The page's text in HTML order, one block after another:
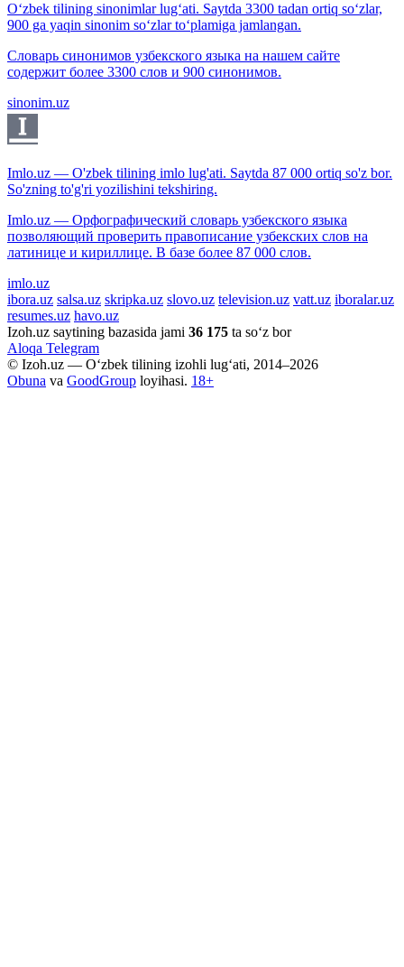
O‘zbek tilining sinonimlar lug‘ati. Saytda 3300 tadan ortiq so‘zlar,
900 ga yaqin sinonim so‘zlar to‘plamiga jamlangan.
Словарь синонимов узбекского языка на нашем сайте
содержит более 3300 слов и 900 синонимов.
sinonim.uz
Imlo.uz — O'zbek tilining imlo lug'ati. Saytda 87 000 ortiq so'z bor.
So'zning to'g'ri yozilishini tekshiring.
Imlo.uz — Орфографический словарь узбекского языка
позволяющий проверить правописание узбекских слов на
латинице и кириллице. В базе более 87 000 слов.
imlo.uz
ibora.uz salsa.uz skripka.uz slovo.uz television.uz vatt.uz iboralar.uz
resumes.uz havo.uz
Izoh.uz saytining bazasida jami 36 175 ta so‘z bor
Aloqa Telegram
© Izoh.uz — O‘zbek tilining izohli lug‘ati, 2014–2026
Obuna va GoodGroup loyihasi. 18+